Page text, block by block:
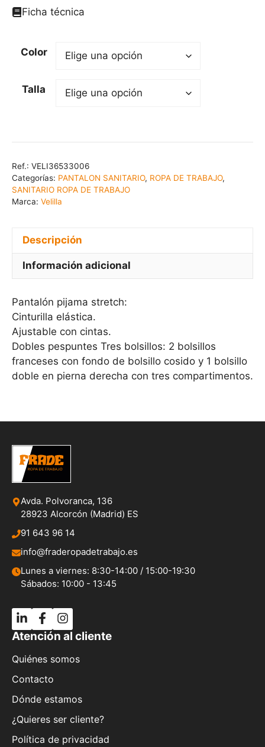
Ficha técnica
Color
Talla
Ref.: VELI36533006
Categorías: PANTALON SANITARIO, ROPA DE TRABAJO,
SANITARIO ROPA DE TRABAJO
Marca: Velilla
Descripción
Información adicional
Pantalón pijama stretch:
Cinturilla elástica.
Ajustable con cintas.
Dobles pespuntes Tres bolsillos: 2 bolsillos
franceses con fondo de bolsillo cosido y 1 bolsillo
doble en pierna derecha con tres compartimentos.
Avda. Polvoranca, 136
28923 Alcorcón (Madrid) ES
91 643 96 14
info@fraderopadetrabajo.es
Lunes a viernes: 8:30-14:00 / 15:00-19:30
Sábados: 10:00 - 13:45
Atención al cliente
Quiénes somos
Contacto
Dónde estamos
¿Quieres ser cliente?
Política de privacidad